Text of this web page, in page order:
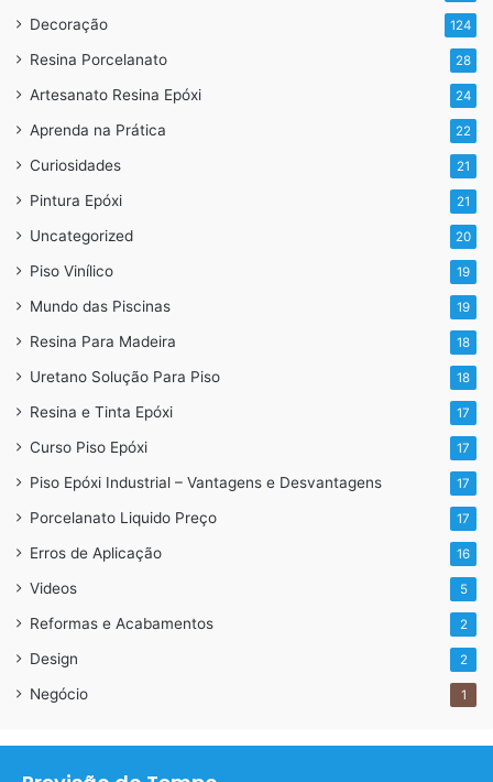
Decoração 124
Resina Porcelanato 28
Artesanato Resina Epóxi 24
Aprenda na Prática 22
Curiosidades 21
Pintura Epóxi 21
Uncategorized 20
Piso Vinílico 19
Mundo das Piscinas 19
Resina Para Madeira 18
Uretano Solução Para Piso 18
Resina e Tinta Epóxi 17
Curso Piso Epóxi 17
Piso Epóxi Industrial – Vantagens e Desvantagens 17
Porcelanato Liquido Preço 17
Erros de Aplicação 16
Videos 5
Reformas e Acabamentos 2
Design 2
Negócio 1